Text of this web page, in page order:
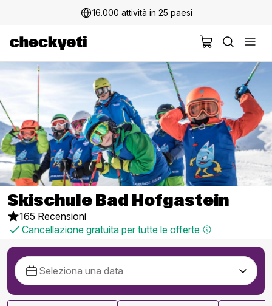
16.000 attività in 25 paesi
Skischule Bad Hofgastein
165 Recensioni
Cancellazione gratuita per tutte le offerte